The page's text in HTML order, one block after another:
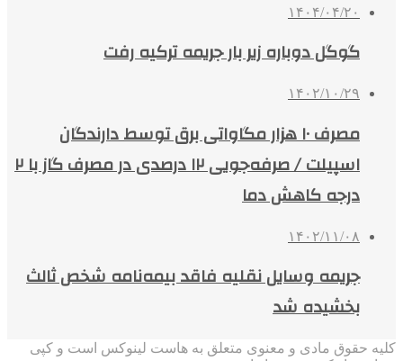
۱۴۰۴/۰۴/۲۰
گوگل دوباره زیر بار جریمه ترکیه رفت
۱۴۰۲/۱۰/۲۹
مصرف ۱۰ هزار مگاواتی برق توسط دارندگان
اسپیلت / صرفه‌جویی ۱۲ درصدی در مصرف گاز با ۲
درجه‌ کاهش دما
۱۴۰۲/۱۱/۰۸
جریمه وسایل نقلیه فاقد بیمه‌نامه‌ شخص ثالث
بخشیده شد
کلیه حقوق مادی و معنوی متعلق به هاست لینوکس است و کپی